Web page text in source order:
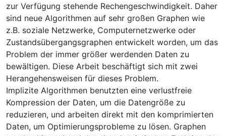
zur Verfügung stehende Rechengeschwindigkeit. Daher
sind neue Algorithmen auf sehr großen Graphen wie
z.B. soziale Netzwerke, Computernetzwerke oder
Zustandsübergangsgraphen entwickelt worden, um das
Problem der immer größer werdenden Daten zu
bewältigen. Diese Arbeit beschäftigt sich mit zwei
Herangehensweisen für dieses Problem.
Implizite Algorithmen benutzten eine verlustfreie
Kompression der Daten, um die Datengröße zu
reduzieren, und arbeiten direkt mit den komprimierten
Daten, um Optimierungsprobleme zu lösen. Graphen